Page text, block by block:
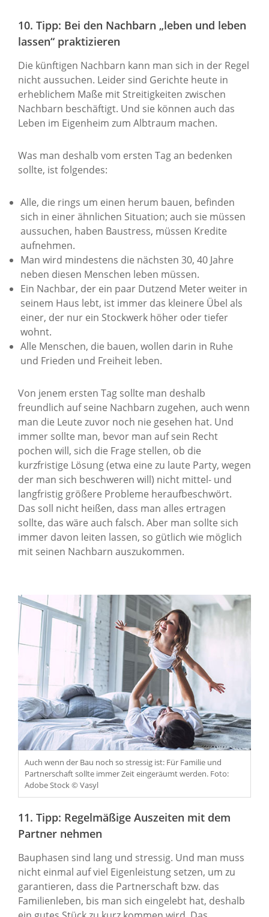
10. Tipp: Bei den Nachbarn „leben und leben
lassen“ praktizieren
Die künftigen Nachbarn kann man sich in der Regel
nicht aussuchen. Leider sind Gerichte heute in
erheblichem Maße mit Streitigkeiten zwischen
Nachbarn beschäftigt. Und sie können auch das
Leben im Eigenheim zum Albtraum machen.
Was man deshalb vom ersten Tag an bedenken
sollte, ist folgendes:
Alle, die rings um einen herum bauen, befinden
sich in einer ähnlichen Situation; auch sie müssen
aussuchen, haben Baustress, müssen Kredite
aufnehmen.
Man wird mindestens die nächsten 30, 40 Jahre
neben diesen Menschen leben müssen.
Ein Nachbar, der ein paar Dutzend Meter weiter in
seinem Haus lebt, ist immer das kleinere Übel als
einer, der nur ein Stockwerk höher oder tiefer
wohnt.
Alle Menschen, die bauen, wollen darin in Ruhe
und Frieden und Freiheit leben.
Von jenem ersten Tag sollte man deshalb
freundlich auf seine Nachbarn zugehen, auch wenn
man die Leute zuvor noch nie gesehen hat. Und
immer sollte man, bevor man auf sein Recht
pochen will, sich die Frage stellen, ob die
kurzfristige Lösung (etwa eine zu laute Party, wegen
der man sich beschweren will) nicht mittel- und
langfristig größere Probleme heraufbeschwört.
Das soll nicht heißen, dass man alles ertragen
sollte, das wäre auch falsch. Aber man sollte sich
immer davon leiten lassen, so gütlich wie möglich
mit seinen Nachbarn auszukommen.
Auch wenn der Bau noch so stressig ist: Für Familie und
Partnerschaft sollte immer Zeit eingeräumt werden. Foto:
Adobe Stock © Vasyl
11. Tipp: Regelmäßige Auszeiten mit dem
Partner nehmen
Bauphasen sind lang und stressig. Und man muss
nicht einmal auf viel Eigenleistung setzen, um zu
garantieren, dass die Partnerschaft bzw. das
Familienleben, bis man sich eingelebt hat, deshalb